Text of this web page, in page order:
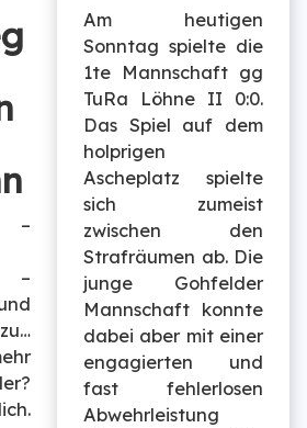
–
–
Am heutigen
Sonntag spielte die
1te Mannschaft gg
TuRa Löhne II 0:0.
Das Spiel auf dem
holprigen
Ascheplatz spielte
sich zumeist
zwischen den
Strafräumen ab. Die
junge Gohfelder
Mannschaft konnte
dabei aber mit einer
engagierten und
fast fehlerlosen
Abwehrleistung